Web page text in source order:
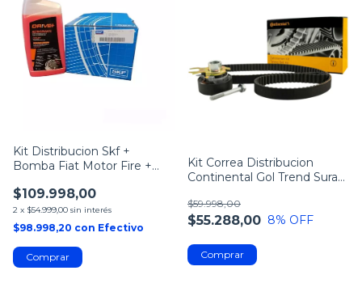
Kit Distribucion Skf +
Bomba Fiat Motor Fire +
$109.998,00
2 x $54.999,00 sin interés
$98.998,20 con Efectivo
Kit Correa Distribucion
Continental Gol Trend Suran
$55.288,00
$59.998,00
8% OFF